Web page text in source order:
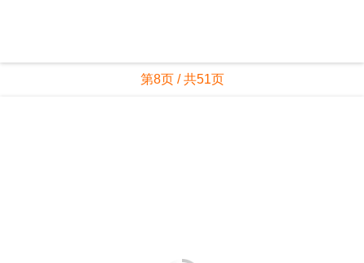
第8页 / 共51页